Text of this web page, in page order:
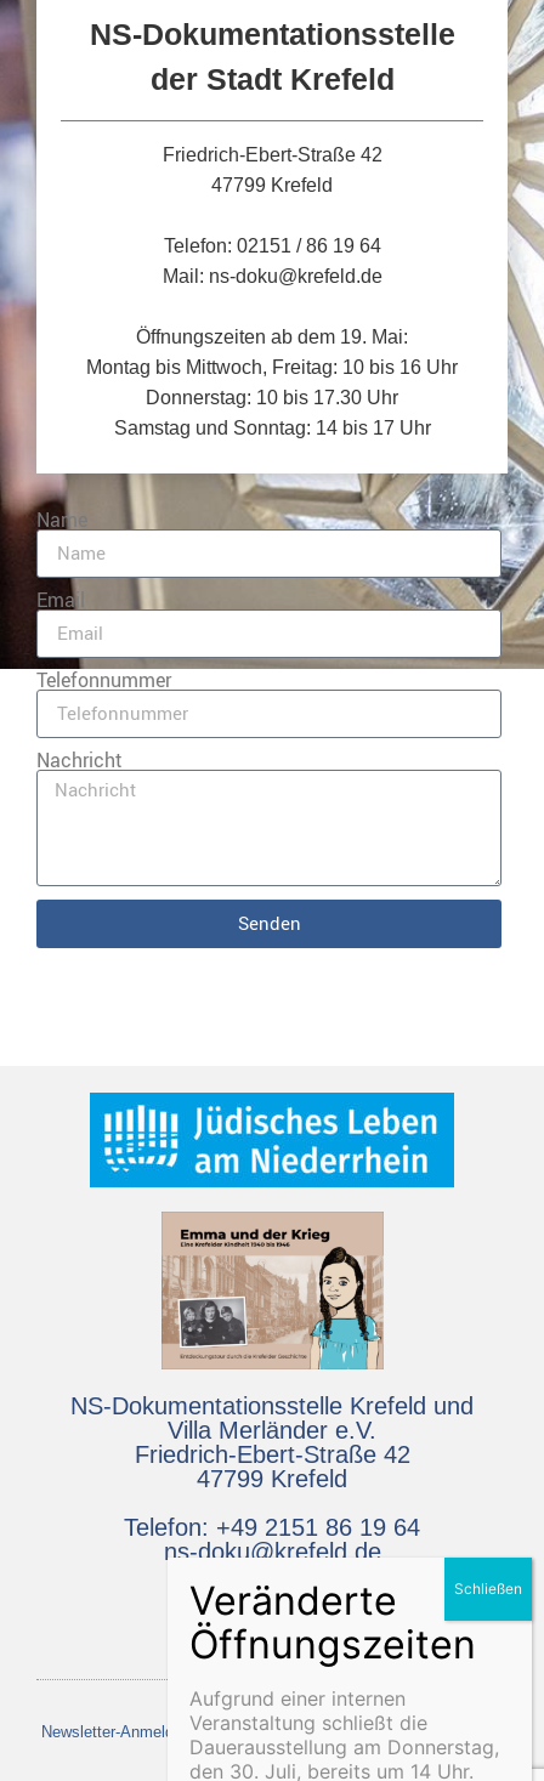
NS-Dokumentationsstelle
der Stadt Krefeld
Friedrich-Ebert-Straße 42
47799 Krefeld
Telefon: 02151 / 86 19 64
Mail: ns-doku@krefeld.de
Öffnungszeiten ab dem 19. Mai:
Montag bis Mittwoch, Freitag: 10 bis 16 Uhr
Donnerstag: 10 bis 17.30 Uhr
Samstag und Sonntag: 14 bis 17 Uhr
Name
Email
Telefonnummer
Nachricht
Senden
NS-Dokumentationsstelle Krefeld und
Villa Merländer e.V.
Friedrich-Ebert-Straße 42
47799 Krefeld
Telefon: +49 2151 86 19 64
ns-doku@krefeld.de
Newsletter-Anmeldung Projekt MEMOO Media
Aufgrund einer internen
Veranstaltung schließt die
Dauerausstellung am Donnerstag,
den 30. Juli, bereits um 14 Uhr.